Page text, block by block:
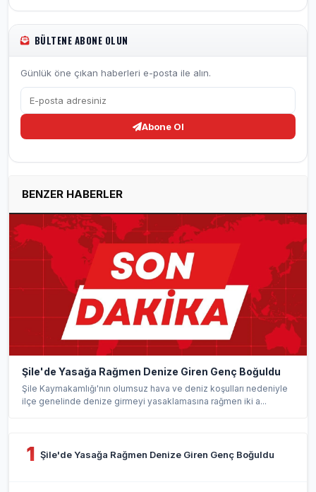
BÜLTENE ABONE OLUN
Günlük öne çıkan haberleri e-posta ile alın.
Abone Ol
BENZER HABERLER
Şile'de Yasağa Rağmen Denize Giren Genç Boğuldu
Şile Kaymakamlığı'nın olumsuz hava ve deniz koşulları nedeniyle
ilçe genelinde denize girmeyi yasaklamasına rağmen iki a...
1 Şile'de Yasağa Rağmen Denize Giren Genç Boğuldu